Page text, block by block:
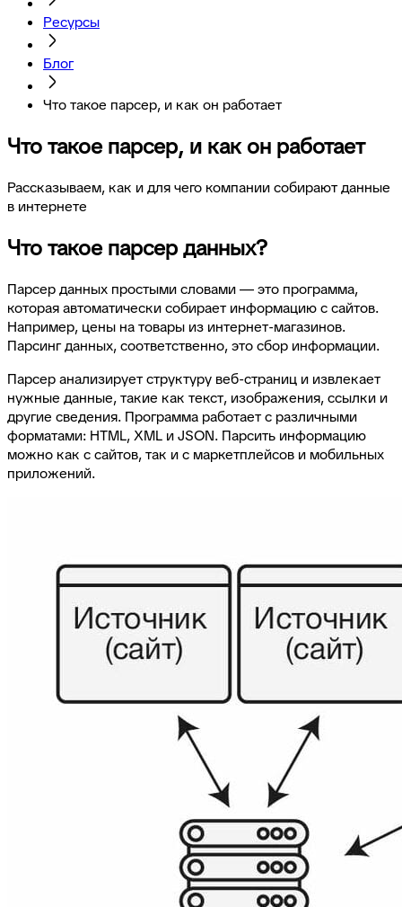
Ресурсы
Блог
Что такое парсер, и как он работает
Что такое парсер, и как он работает
Рассказываем, как и для чего компании собирают данные
в интернете
Что такое парсер данных?
Парсер данных простыми словами — это программа,
которая автоматически собирает информацию с сайтов.
Например, цены на товары из интернет-магазинов.
Парсинг данных, соответственно, это сбор информации.
Парсер анализирует структуру веб-страниц и извлекает
нужные данные, такие как текст, изображения, ссылки и
другие сведения. Программа работает с различными
форматами: HTML, XML и JSON. Парсить информацию
можно как с сайтов, так и с маркетплейсов и мобильных
приложений.